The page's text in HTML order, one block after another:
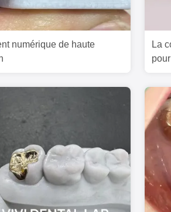
numérique de haute
La